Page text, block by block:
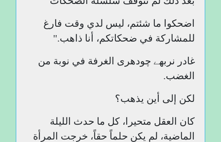
اضحكوا ما شئتم، ليس لدي وقت فارغ
للمشاركة في ضحكاتكم، أنا ذاهب.''
غادر نربھے چودھری الغرفة في نوبة من
الغضب.
لكن إلى أين يذهب؟
كان العقل متحيرا، كل ما حدث الليلة
الماضية، لم يكن حلماً حقاً، خرجت المرأة